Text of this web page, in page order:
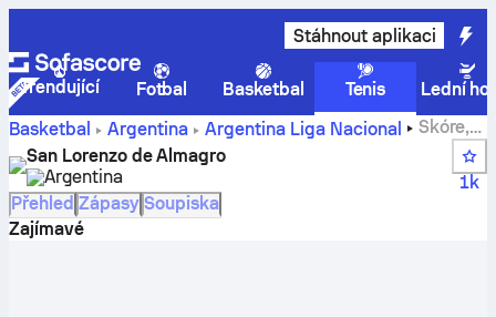
Stáhnout aplikaci
Trendující Fotbal Basketbal Tenis
Lední
Basketbal
Argentina Argentina Liga Nacional
Skóre,
pořadí, rozpis a hráči týmu San Lorenzo de Almagro
San Lorenzo de Almagro
Argentina
1k
Přehled Zápasy Soupiska
Zajímavé